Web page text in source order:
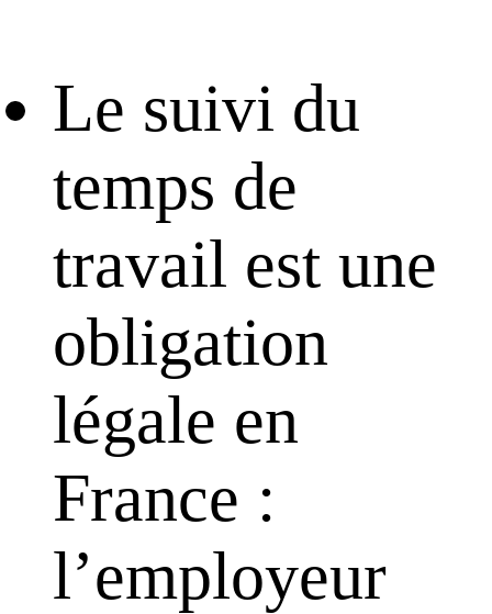
Le suivi du
temps de
travail est une
obligation
légale en
France :
l’employeur